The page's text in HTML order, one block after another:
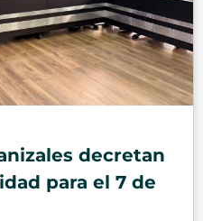
decretan
para el 7 de